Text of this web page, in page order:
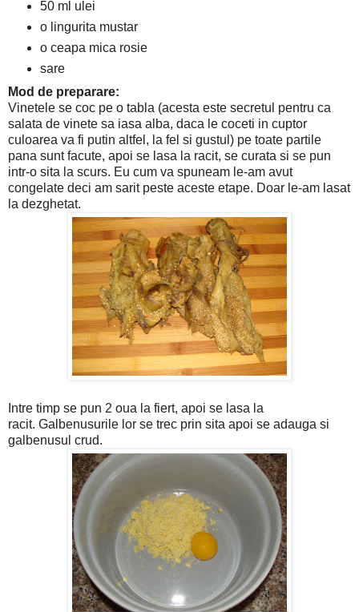
50 ml ulei
o lingurita mustar
o ceapa mica rosie
sare
Mod de preparare:
Vinetele se coc pe o tabla (acesta este secretul pentru ca
salata de vinete sa iasa alba, daca le coceti in cuptor
culoarea va fi putin altfel, la fel si gustul) pe toate partile
pana sunt facute, apoi se lasa la racit, se curata si se pun
intr-o sita la scurs. Eu cum va spuneam le-am avut
congelate deci am sarit peste aceste etape. Doar le-am lasat
la dezghetat.
Intre timp se pun 2 oua la fiert, apoi se lasa la
racit. Galbenusurile lor se trec prin sita apoi se adauga si
galbenusul crud.